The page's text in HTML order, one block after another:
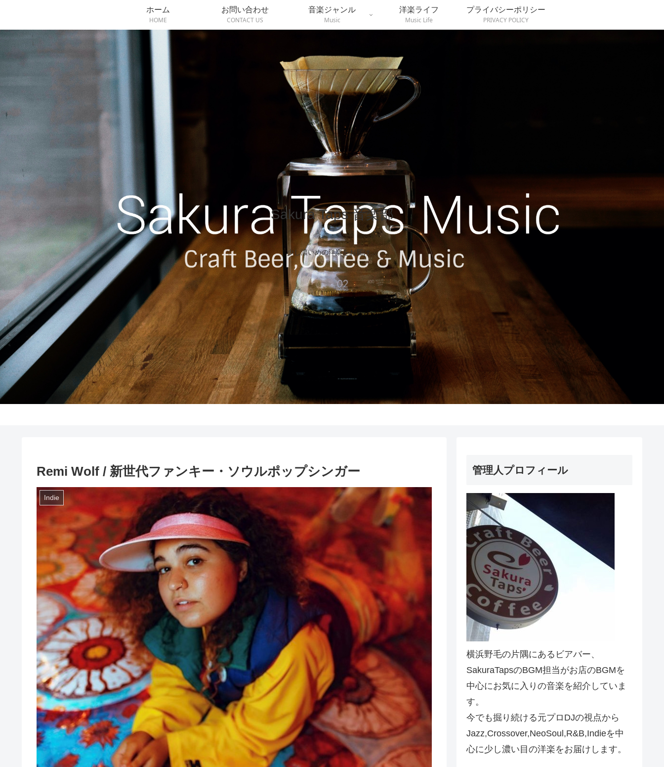
Sakura Taps 音楽部
少し濃いめの洋楽をお届け…
ホーム
HOME
お問い合わせ
CONTACT US
音楽ジャンル
Music
洋楽ライフ
Music Life
プライバシーポリシー
PRIVACY POLICY
Remi Wolf / 新世代ファンキー・ソウルポップシンガー
Indie
管理人プロフィール
横浜野毛の片隅にあるビアバー、
SakuraTapsのBGM担当がお店のBGMを
中心にお気に入りの音楽を紹介していま
す。
今でも掘り続ける元プロDJの視点から
Jazz,Crossover,NeoSoul,R&B,Indieを中
心に少し濃い目の洋楽をお届けします。